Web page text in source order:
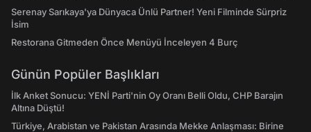
Serenay Sarıkaya'ya Dünyaca Ünlü Partner! Yeni Filminde Sürpriz
İsim
Restorana Gitmeden Önce Menüyü İnceleyen 4 Burç
Günün Popüler Başlıkları
İlk Anket Sonucu: YENİ Parti'nin Oy Oranı Belli Oldu, CHP Barajın
Altına Düştü!
Türkiye, Arabistan ve Pakistan Arasında Mekke Anlaşması: Birine